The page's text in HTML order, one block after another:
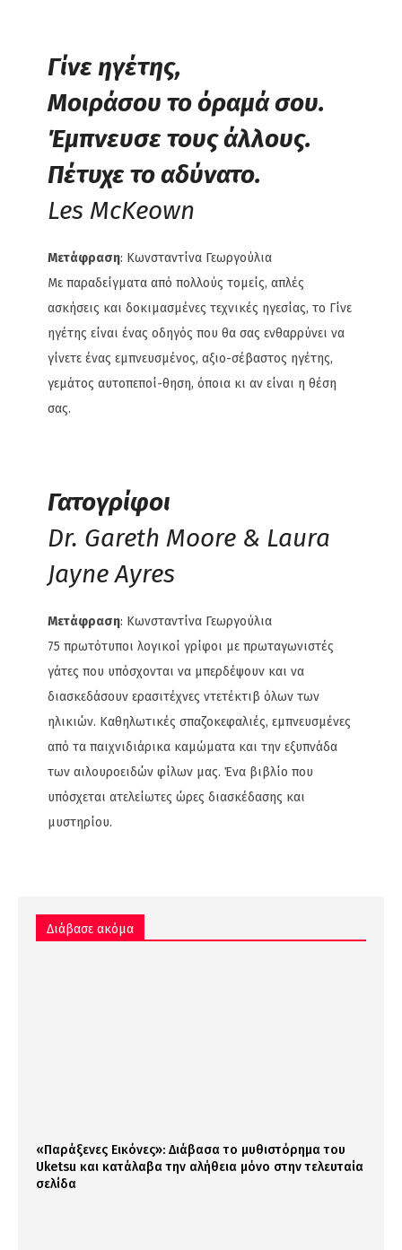
Γίνε ηγέτης,
Μοιράσου το όραμά σου.
Έμπνευσε τους άλλους.
Πέτυχε το αδύνατο.
Les McKeown
Μετάφραση: Κωνσταντίνα Γεωργούλια
Με παραδείγματα από πολλούς τομείς, απλές
ασκήσεις και δοκιμασμένες τεχνικές ηγεσίας, το Γίνε
ηγέτης είναι ένας οδηγός που θα σας ενθαρρύνει να
γίνετε ένας εμπνευσμένος, αξιο-σέβαστος ηγέτης,
γεμάτος αυτοπεποί-θηση, όποια κι αν είναι η θέση
σας.
Γατογρίφοι
Dr. Gareth Moore & Laura
Jayne Ayres
Μετάφραση: Κωνσταντίνα Γεωργούλια
75 πρωτότυποι λογικοί γρίφοι με πρωταγωνιστές
γάτες που υπόσχονται να μπερδέψουν και να
διασκεδάσουν ερασιτέχνες ντετέκτιβ όλων των
ηλικιών. Καθηλωτικές σπαζοκεφαλιές, εμπνευσμένες
από τα παιχνιδιάρικα καμώματα και την εξυπνάδα
των αιλουροειδών φίλων μας. Ένα βιβλίο που
υπόσχεται ατελείωτες ώρες διασκέδασης και
μυστηρίου.
Διάβασε ακόμα
«Παράξενες Εικόνες»: Διάβασα το μυθιστόρημα του
Uketsu και κατάλαβα την αλήθεια μόνο στην τελευταία
σελίδα